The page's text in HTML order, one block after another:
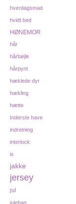
hverdagsmad
hvidt bed
HØNEMOR
hår
hårbøjle
hårpynt
hæklede dyr
hækling
hætte
Inderste have
indretning
interlock
is
jakke
jersey
jul
julebag